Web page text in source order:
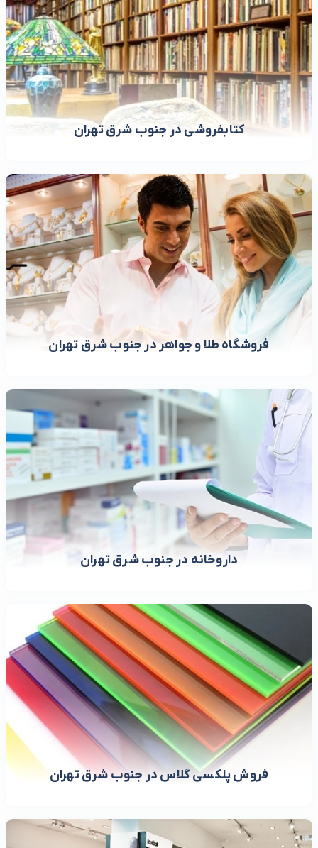
کتابفروشی در جنوب شرق تهران
فروشگاه طلا و جواهر در جنوب شرق تهران
داروخانه در جنوب شرق تهران
فروش پلکسی گلاس در جنوب شرق تهران